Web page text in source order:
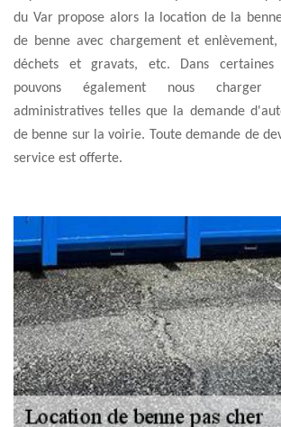
du Var propose alors la location de la
de benne avec chargement et
déchets et gravats, etc. Dans certaines
pouvons également nous charger
administratives telles que la demande
de benne sur la voirie. Toute demande de
service est offerte.